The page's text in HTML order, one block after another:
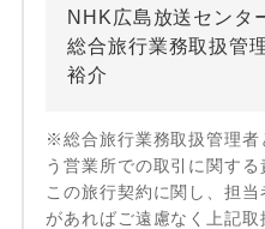
NHK広島放送センタ
総合旅行業務取扱管
裕介
※総合旅行業務取扱管理者
う営業所での取引に関する
この旅行契約に関し、担
があればご遠慮なく上記取